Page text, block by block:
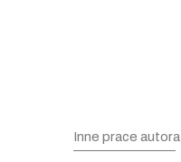
Inne prace autora